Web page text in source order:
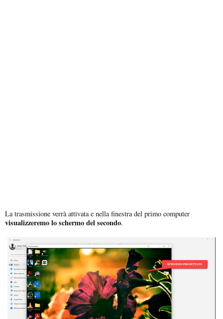
La trasmissione verrà attivata e nella finestra del primo computer
visualizzeremo loschermo del secondo.